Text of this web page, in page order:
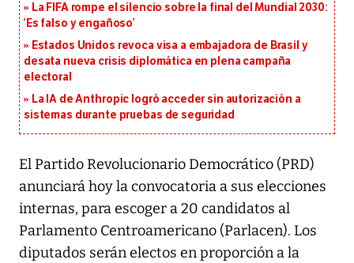
La FIFA rompe el silencio sobre la final del Mundial 2030:
‘Es falso y engañoso’
Estados Unidos revoca visa a embajadora de Brasil y
desata nueva crisis diplomática en plena campaña
electoral
La IA de Anthropic logró acceder sin autorización a
sistemas durante pruebas de seguridad
El Partido Revolucionario Democrático (PRD)
anunciará hoy la convocatoria a sus elecciones
internas, para escoger a 20 candidatos al
Parlamento Centroamericano (Parlacen). Los
diputados serán electos en proporción a la